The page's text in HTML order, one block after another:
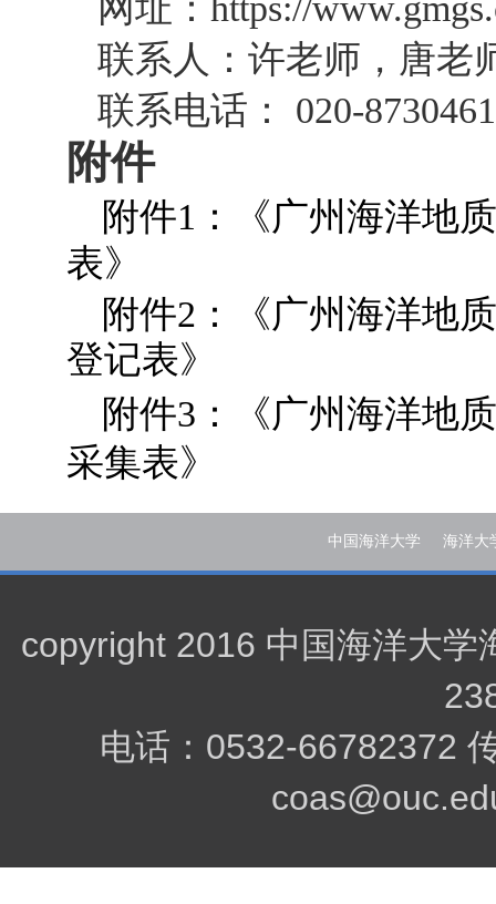
网址： https://
联系人：许老师，唐老
联系电话： 020-
附件
附件1：
《广州海洋地
表》
附件2：《广州海洋地
登记表》
附件3：《广州海洋地
采集表》
中国海洋大学 海洋大
copyright 2016 中国海洋大学
电话：0532-66782372